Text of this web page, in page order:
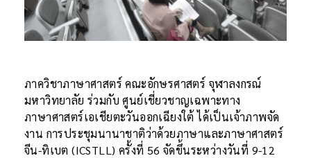
ภาควิชาภาษาศาสตร์ คณะอักษรศาสตร์ จุฬาลงกรณ์
มหาวิทยาลัย ร่วมกับ ศูนย์เชี่ยวชาญเฉพาะทาง
ภาษาศาสตร์เอเชียตะวันออกเฉียงใต้ ได้เป็นเจ้าภาพจัด
งาน การประชุมนานาชาติว่าด้วยภาษาและภาษาศาสตร์
จีน-ทิเบต (ICSTLL) ครั้งที่ 56 จัดขึ้นระหว่างวันที่ 9-12